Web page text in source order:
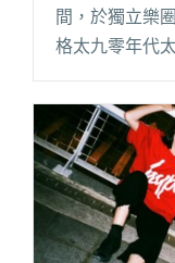
間，於獨立樂
格太九零年代
樂團之一，旋
八分鐘的〈那
粉。主唱阿懋
電影大師談《
方》：你看不